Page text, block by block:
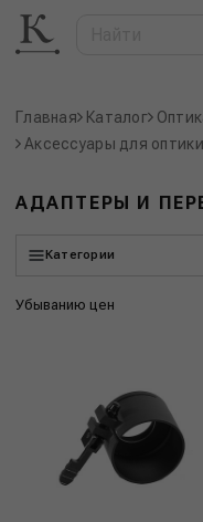
Главная Каталог
Аксессуары для оптики
АДАПТЕРЫ И
Категории
Убыванию цен